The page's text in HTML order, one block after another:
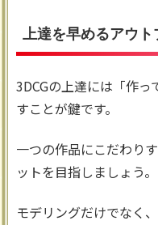
上達を早めるアウ
3DCGの上達には「作
すことが鍵です。
一つの作品にこだわり
ットを目指しましょう。
モデリングだけでなく